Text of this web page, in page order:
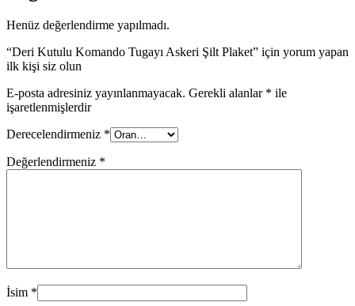
Henüz değerlendirme yapılmadı.
“Deri Kutulu Komando Tugayı Askeri Şilt Plaket” için yorum yapan
ilk kişi siz olun
E-posta adresiniz yayınlanmayacak. Gerekli alanlar * ile
işaretlenmişlerdir
Derecelendirmeniz *
Değerlendirmeniz *
İsim *